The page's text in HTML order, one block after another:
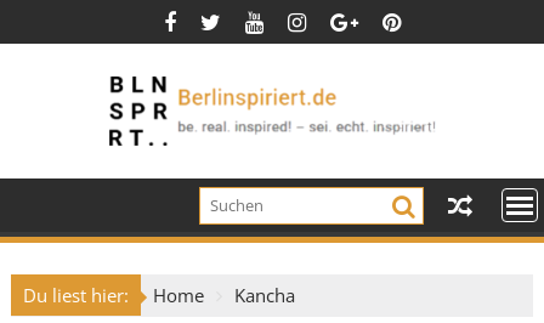
to
Du liest hier: Home Kancha